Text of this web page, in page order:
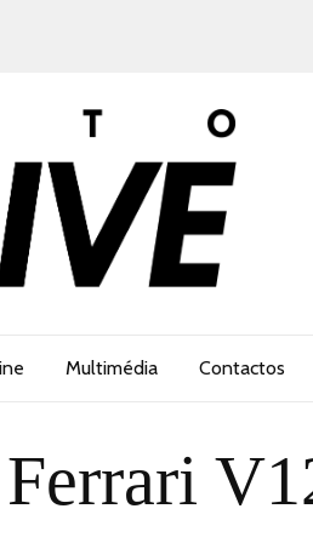
Multimédia Contactos